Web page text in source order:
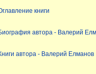
книги
автора - Валерий
автора - Валерий Елманов